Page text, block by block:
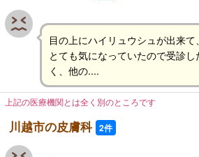
目の上にハイリュウシュが出来
とても気になっていたので受診
く、他の....
上記の医療機関とは全く別のところです
川越市の皮膚科 2件